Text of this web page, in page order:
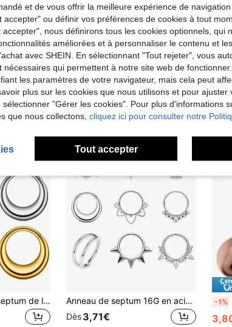
1 pièce Anneau de septum de lune en titane F136, anneau de septum, anneau cliquetant articulé, boucle d'oreille pour le cartilage, bijou de perçage
Anneau de septum 16G en acier inoxydable 316L, bijou de piercing corporel pour septum/nez/lobe d'oreille - boucle d'oreille en cartilage en acier inoxydable unisexe
Dès3,71€
-1%
et de vous offrir la meilleure expérience de
accepter" ou définir vos préférences de cookies à tout
accepter", nous définirons tous les cookies optionnels, qui
améliorées et à personnaliser le contenu et
avec SHEIN. En sélectionnant "Tout rejeter", vous
nécessaires qui permettent à notre site web de
les paramètres de votre navigateur, mais cela peut
plus sur les cookies que nous utilisons et pour ajuster
sélectionner "Gérer les cookies". Pour plus d'informations
que nous collectons, cliquez ici pour consulter notre
Tout accepter